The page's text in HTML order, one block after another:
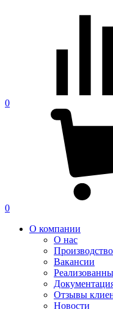
0
0
О компании
О нас
Вакансии
Отзывы
Новости